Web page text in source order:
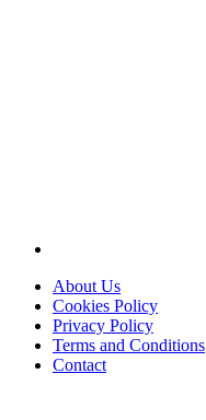
About Us
Cookies Policy
Privacy Policy
Terms and Conditions
Contact